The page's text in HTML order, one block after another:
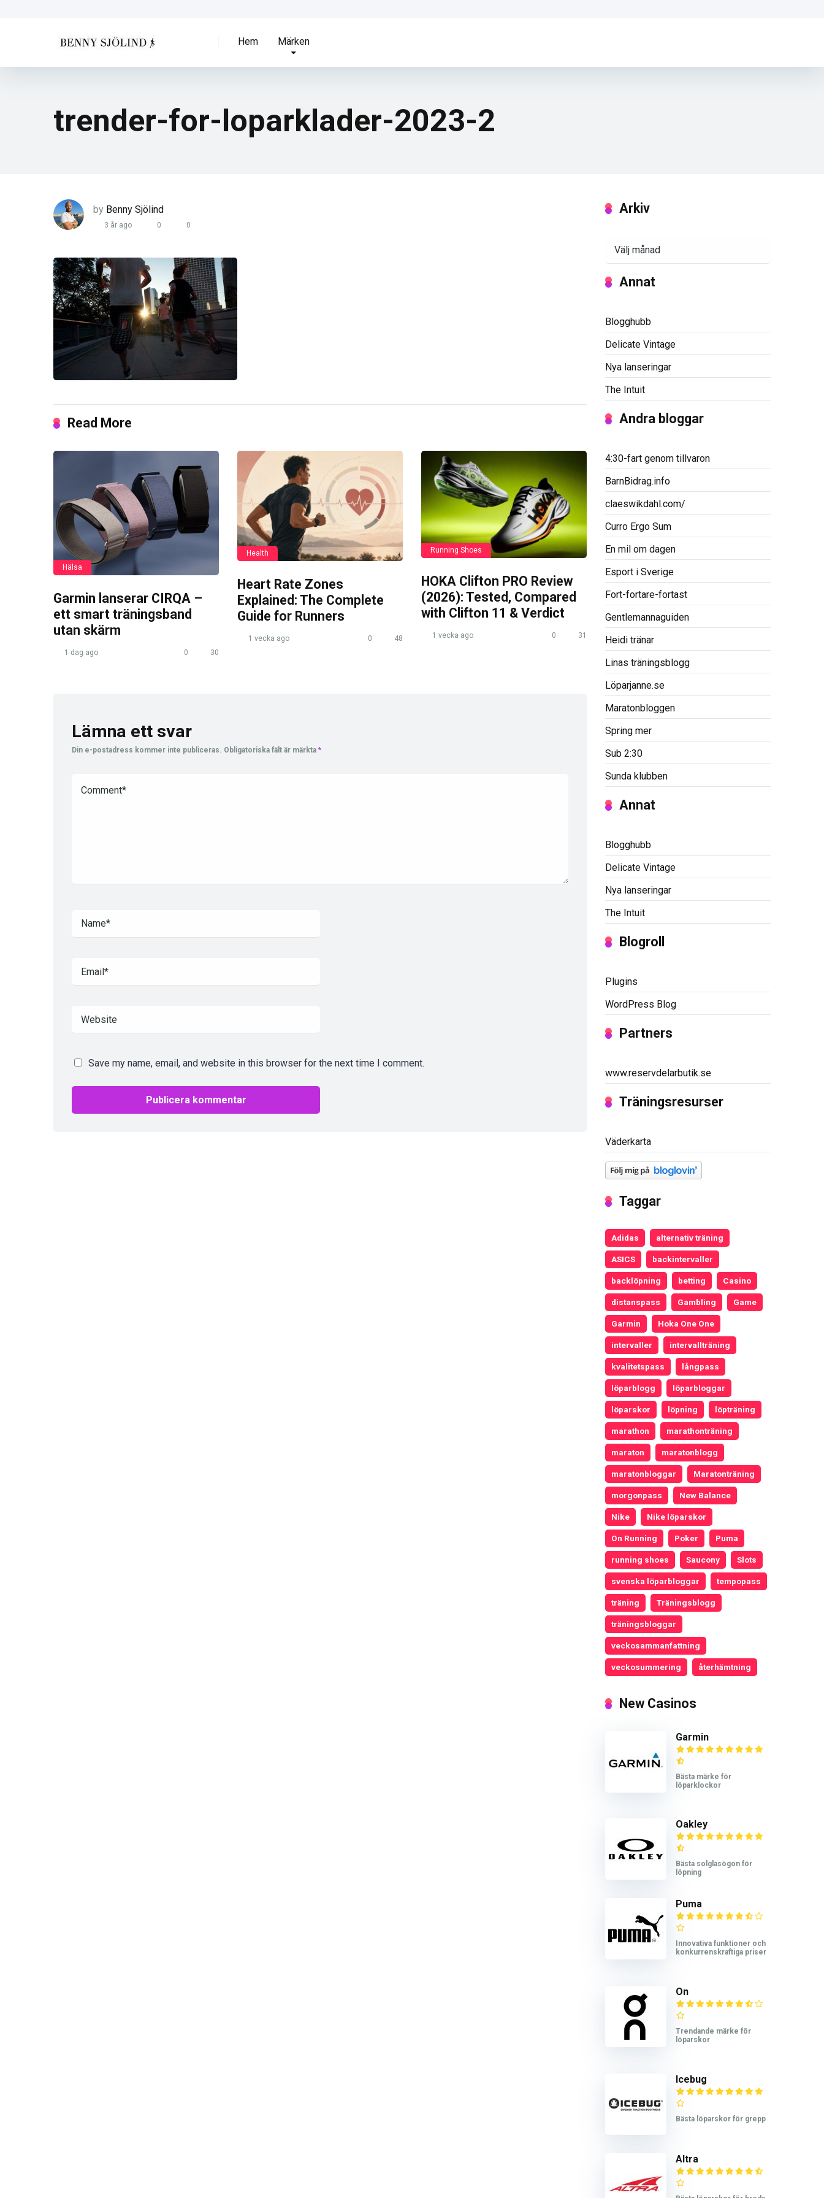
Hem Märken
trender-for-loparklader-2023-2
by Benny Sjölind
3 år ago 0 0
Read More
Hälsa
Garmin lanserar CIRQA –
ett smart träningsband
utan skärm
1 dag ago 0 30
Health
Heart Rate Zones
Explained: The Complete
Guide for Runners
1 vecka ago 0 48
Running Shoes
HOKA Clifton PRO Review
(2026): Tested, Compared
with Clifton 11 & Verdict
1 vecka ago 0 31
Lämna ett svar
Din e-postadress kommer inte publiceras. Obligatoriska fält är märkta *
Save my name, email, and website in this browser for the next time I comment.
Arkiv
Annat
Blogghubb
Delicate Vintage
Nya lanseringar
The Intuit
Andra bloggar
4:30-fart genom tillvaron
BarnBidrag.info
claeswikdahl.com/
Curro Ergo Sum
En mil om dagen
Esport i Sverige
Fort-fortare-fortast
Gentlemannaguiden
Heidi tränar
Linas träningsblogg
Löparjanne.se
Maratonbloggen
Spring mer
Sub 2:30
Sunda klubben
Annat
Blogghubb
Delicate Vintage
Nya lanseringar
The Intuit
Blogroll
Plugins
WordPress Blog
Partners
www.reservdelarbutik.se
Träningsresurser
Väderkarta
Taggar
Adidas alternativ träning
ASICS backintervaller
backlöpning betting Casino
distanspass Gambling Game
Garmin Hoka One One
intervaller intervallträning
kvalitetspass långpass
löparblogg löparbloggar
löparskor löpning löpträning
marathon marathonträning
maraton maratonblogg
maratonbloggar Maratonträning
morgonpass New Balance
Nike Nike löparskor
On Running Poker Puma
running shoes Saucony Slots
svenska löparbloggar tempopass
träning Träningsblogg
träningsbloggar
veckosammanfattning
veckosummering återhämtning
New Casinos
Garmin
Bästa märke för
löparklockor
Oakley
Bästa solglasögon för
löpning
Puma
Innovativa funktioner och
konkurrenskraftiga priser
On
Trendande märke för
löparskor
Icebug
Bästa löparskor för grepp
Altra